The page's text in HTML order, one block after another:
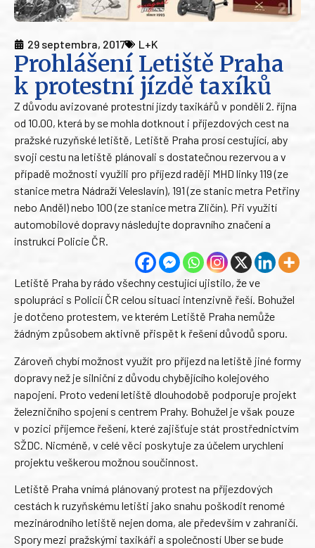
29 septembra, 2017 L+K
Prohlášení Letiště Praha
k protestní jízdě taxíků
Z důvodu avizované protestní jízdy taxikářů v pondělí 2. října
od 10.00, která by se mohla dotknout i příjezdových cest na
pražské ruzyňské letiště, Letiště Praha prosí cestující, aby
svoji cestu na letiště plánovali s dostatečnou rezervou a v
případě možnosti využili pro příjezd raději MHD linky 119 (ze
stanice metra Nádraží Veleslavín), 191 (ze stanic metra Petřiny
nebo Anděl) nebo 100 (ze stanice metra Zličín). Při využití
automobilové dopravy následujte dopravního značení a
instrukcí Policie ČR.
Letiště Praha by rádo všechny cestující ujistilo, že ve
spolupráci s Policií ČR celou situaci intenzivně řeší. Bohužel
je dotčeno protestem, ve kterém Letiště Praha nemůže
žádným způsobem aktivně přispět k řešení důvodů sporu.
Zároveň chybí možnost využít pro příjezd na letiště jiné formy
dopravy než je silniční z důvodu chybějícího kolejového
napojení. Proto vedení letiště dlouhodobě podporuje projekt
železničního spojení s centrem Prahy. Bohužel je však pouze
v pozici příjemce řešení, které zajišťuje stát prostřednictvím
SŽDC. Nicméně, v celé věci poskytuje za účelem urychlení
projektu veškerou možnou součinnost.
Letiště Praha vnímá plánovaný protest na příjezdových
cestách k ruzyňskému letišti jako snahu poškodit renomé
mezinárodního letiště nejen doma, ale především v zahraničí.
Spory mezi pražskými taxikáři a společností Uber se bude